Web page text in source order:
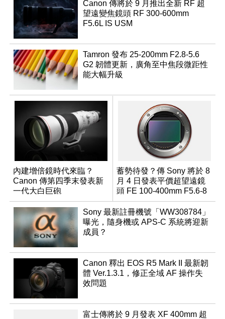
Canon 傳將於 9 月推出全新 RF 超
望遠變焦鏡頭 RF 300-600mm
F5.6L IS USM
Tamron 發布 25-200mm F2.8-5.6
G2 韌體更新，廣角至中焦段微距性
能大幅升級
內建增倍鏡時代來臨？
Canon 傳第四季末發表新
一代大白巨砲
蓄勢待發？傳 Sony 將於 8
月 4 日發表平價超望遠鏡
頭 FE 100-400mm F5.6-8
Sony 最新註冊機號「WW308784」
曝光，隨身機或 APS-C 系統將迎新
成員？
Canon 釋出 EOS R5 Mark II 最新韌
體 Ver.1.3.1，修正全域 AF 操作失
效問題
富士傳將於 9 月發表 XF 400mm 超